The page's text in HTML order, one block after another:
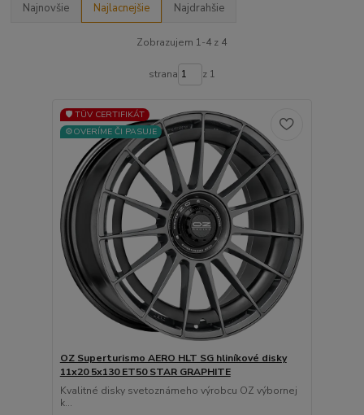
Najnovšie Najlacnejšie Najdrahšie
Zobrazujem 1-4 z 4
strana z 1
🛡️ TÜV CERTIFIKÁT
⚙️OVERÍME ČI PASUJE
OZ Superturismo AERO HLT SG hliníkové disky
11x20 5x130 ET50 STAR GRAPHITE
Kvalitné disky svetoznámeho výrobcu OZ výbornej
k...